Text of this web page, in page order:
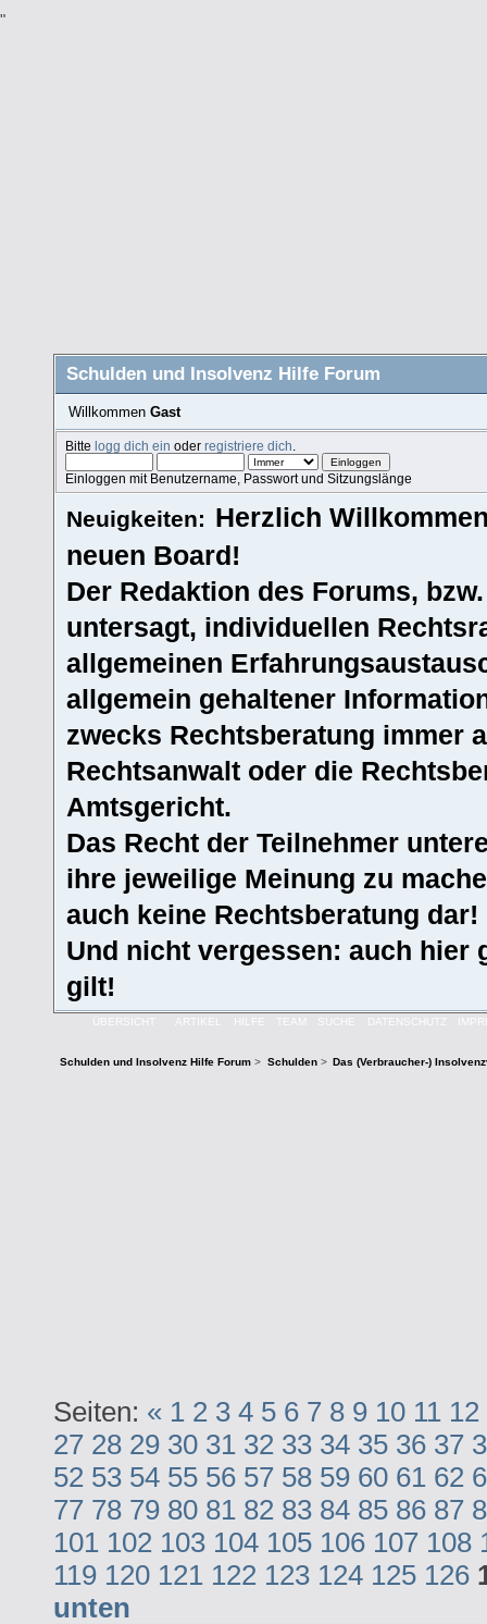
"
Schulden und Insolvenz Hilfe Forum
Willkommen Gast
Bittelogg dich ein oderregistriere dich
Einloggen mit Benutzername, Passwort und Sitzungslänge
Neuigkeiten: Herzlich
neuen Board!
Der Redaktion des Forums,
untersagt, individuellen
allgemeinen
allgemein gehaltener
zwecks Rechtsberatung immer
Rechtsanwalt oder die
Amtsgericht.
Das Recht der Teilnehmer
ihre jeweilige Meinung zu
auch keine Rechtsberatung dar!
Und nicht vergessen: auch hier
gilt!
ÜBERSICHT ARTIKEL HILFE TEAM SUCHE DATENSCHUTZ
Schulden und Insolvenz Hilfe Forum > Schulden> Das (Verbraucher-)
Seiten: « 1 2 3 4 5 6 7 8 9 10 11 12
27 28 29 30 31 32 33 34 35 36 37
52 53 54 55 56 57 58 59 60 61 62
77 78 79 80 81 82 83 84 85 86 87
101 102 103 104 105 106 107 108
119 120 121 122 123 124 125 126
unten